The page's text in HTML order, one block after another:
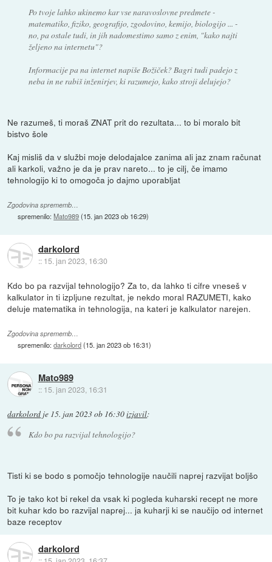
Po tvoje lahko ukinemo kar vse naravoslovne predmete -
matematiko, fiziko, geografijo, zgodovino, kemijo, biologijo ... -
no, pa ostale tudi, in jih nadomestimo samo z enim, "kako najti
željeno na internetu"?
Informacije pa na internet napiše Božiček? Bagri tudi padejo z
neba in ne rabiš inženirjev, ki razumejo, kako stroji delujejo?
Ne razumeš, ti moraš ZNAT prit do rezultata... to bi moralo bit
bistvo šole
Kaj misliš da v službi moje delodajalce zanima ali jaz znam računat
ali karkoli, važno je da je prav nareto... to je cilj, če imamo
tehnologijo ki to omogoča jo dajmo uporabljat
Zgodovina sprememb…
spremenilo:Mato989(15. jan 2023 ob 16:29)
darkolord
:: 15. jan 2023, 16:30
Kdo bo pa razvijal tehnologijo? Za to, da lahko ti cifre vneseš v
kalkulator in ti izpljune rezultat, je nekdo moral RAZUMETI, kako
deluje matematika in tehnologija, na kateri je kalkulator narejen.
Zgodovina sprememb…
spremenilo:darkolord(15. jan 2023 ob 16:31)
Mato989
:: 15. jan 2023, 16:31
darkolord je 15. jan 2023 ob 16:30izjavil:
Kdo bo pa razvijal tehnologijo?
Tisti ki se bodo s pomočjo tehnologije naučili naprej razvijat boljšo
To je tako kot bi rekel da vsak ki pogleda kuharski recept ne more
bit kuhar kdo bo razvijal naprej... ja kuharji ki se naučijo od internet
baze receptov
darkolord